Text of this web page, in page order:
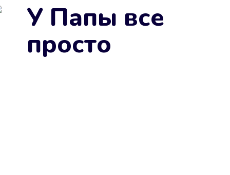
У Папы все
просто